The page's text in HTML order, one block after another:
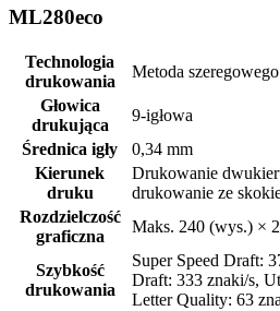
ML280eco
Technologia
drukowania
Metoda
Głowica
drukująca
9-igłowa
Średnica igły
0,34 mm
Kierunek
druku
Drukowanie
drukowanie ze
Rozdzielczość
graficzna
Maks. 240 (wys.) ×
Szybkość
drukowania
Super Speed Draft:
Draft: 333 znaki/s,
Letter Quality: 63